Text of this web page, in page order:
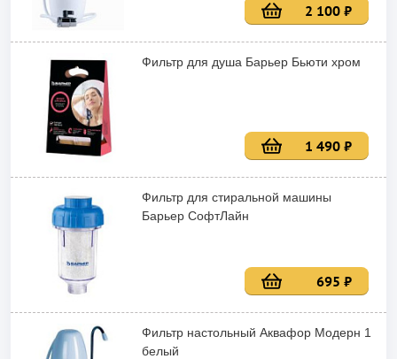
2 100 ₽
Фильтр для душа Барьер Бьюти хром
1 490 ₽
Фильтр для стиральной машины
Барьер СофтЛайн
695 ₽
Фильтр настольный Аквафор Модерн 1
белый